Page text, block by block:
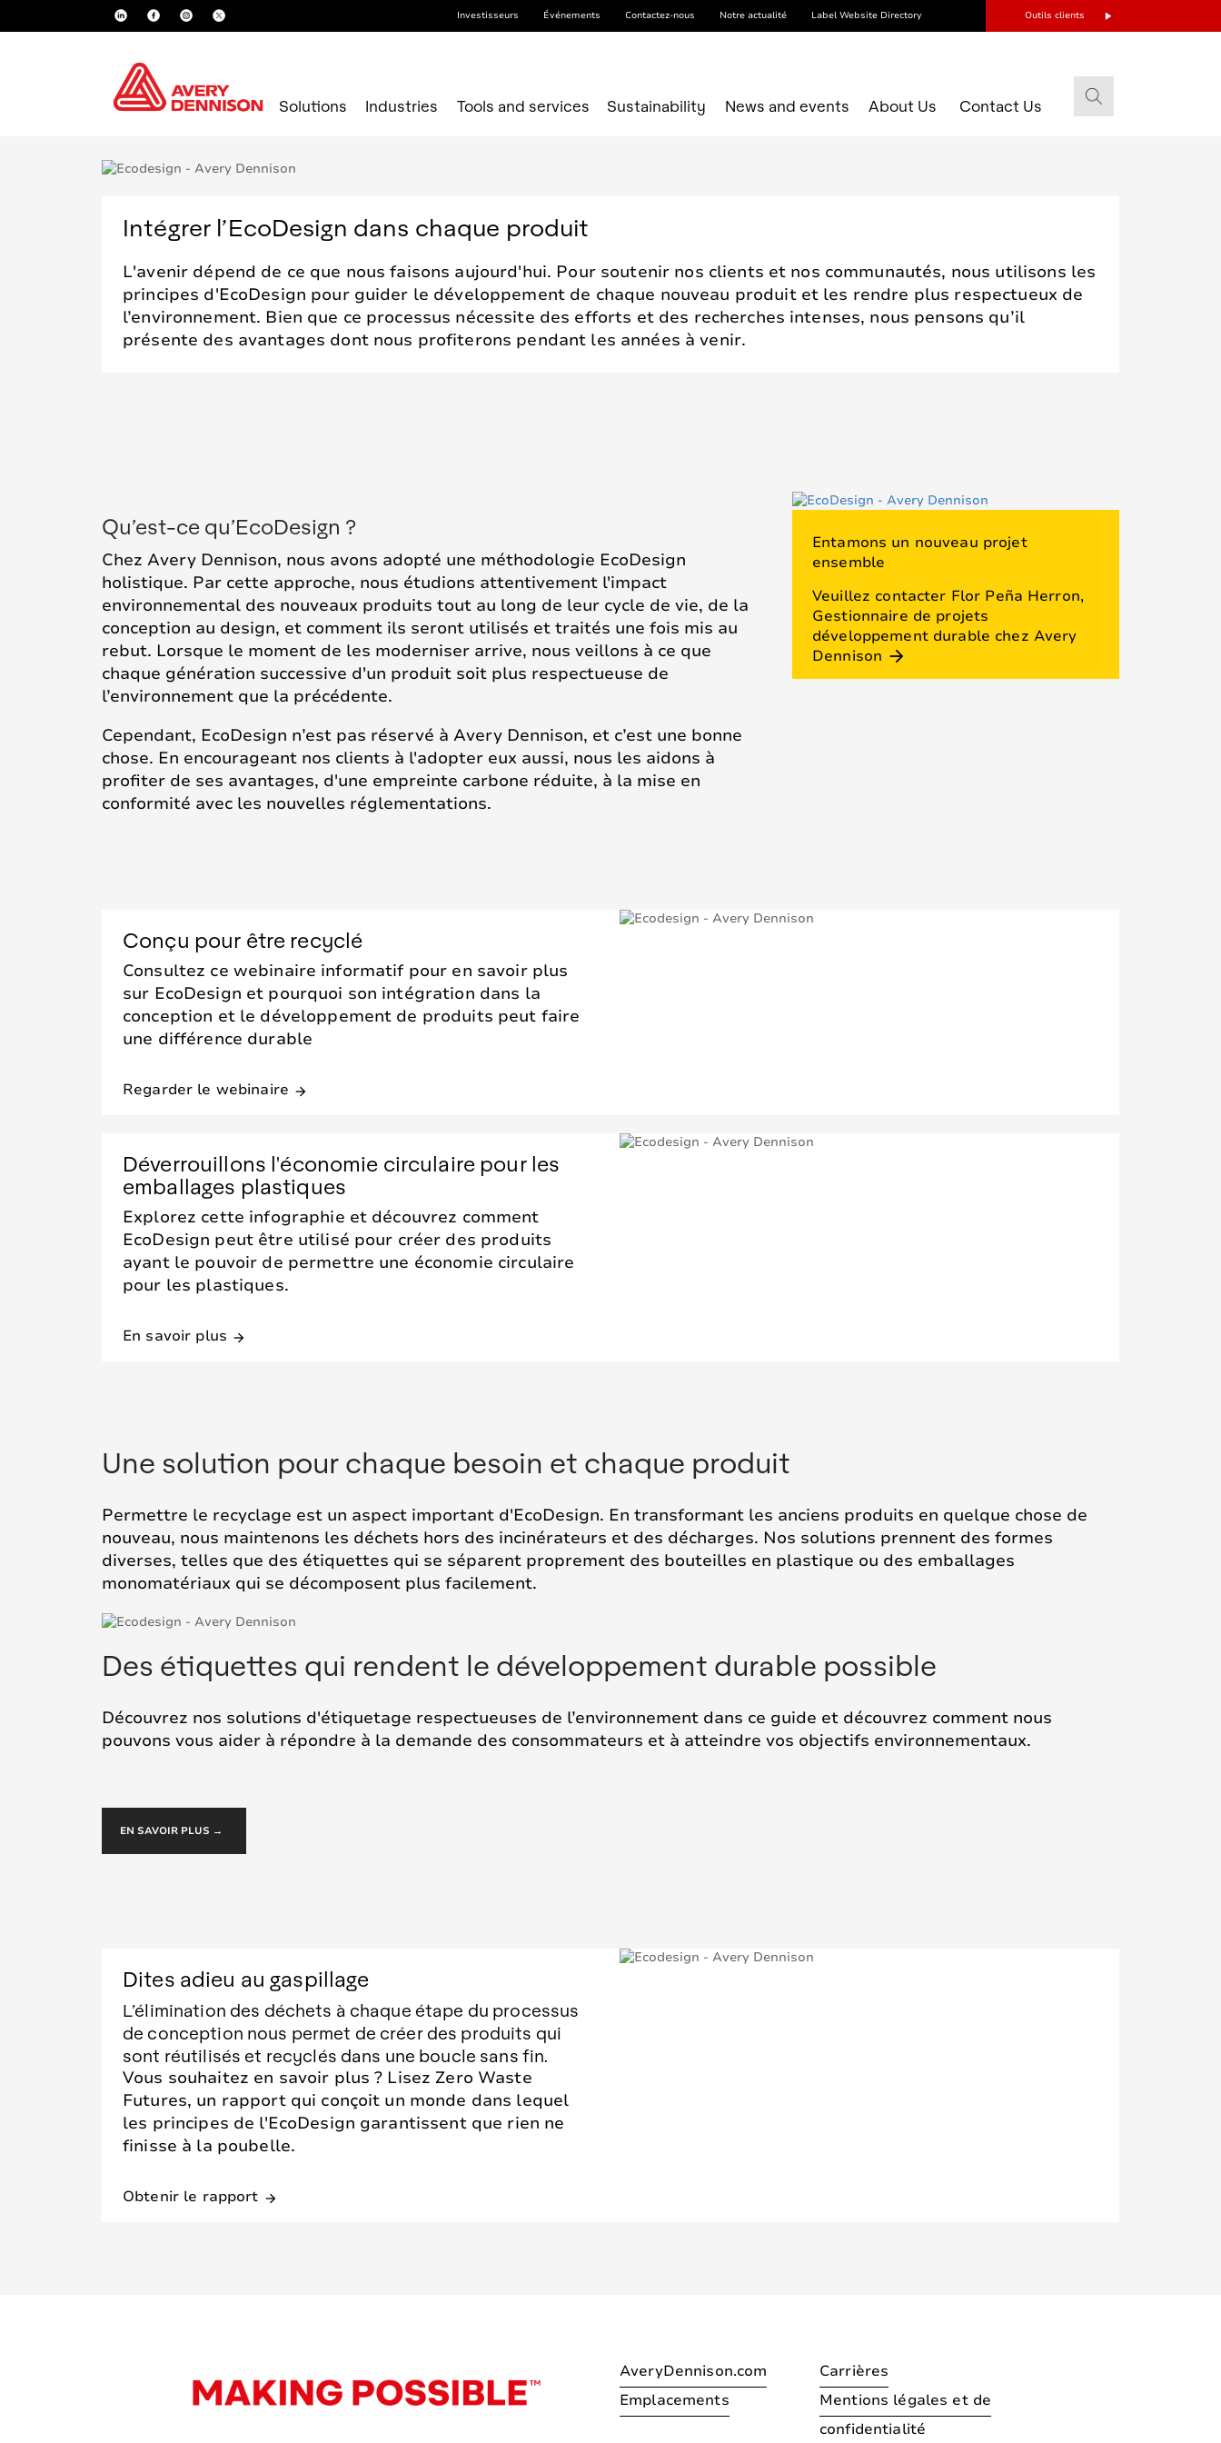
Investisseurs Événements Contactez-nous Notre actualité Label Website Directory Outils clients
Solutions Industries Tools and services Sustainability News and events About Us Contact Us
Intégrer l’EcoDesign dans chaque produit
L'avenir dépend de ce que nous faisons aujourd'hui. Pour soutenir nos clients et nos communautés, nous utilisons les
principes d'EcoDesign pour guider le développement de chaque nouveau produit et les rendre plus respectueux de
l’environnement. Bien que ce processus nécessite des efforts et des recherches intenses, nous pensons qu’il
présente des avantages dont nous profiterons pendant les années à venir.
Qu’est-ce qu’EcoDesign ?
Chez Avery Dennison, nous avons adopté une méthodologie EcoDesign
holistique. Par cette approche, nous étudions attentivement l'impact
environnemental des nouveaux produits tout au long de leur cycle de vie, de la
conception au design, et comment ils seront utilisés et traités une fois mis au
rebut. Lorsque le moment de les moderniser arrive, nous veillons à ce que
chaque génération successive d'un produit soit plus respectueuse de
l’environnement que la précédente.
Cependant, EcoDesign n’est pas réservé à Avery Dennison, et c’est une bonne
chose. En encourageant nos clients à l'adopter eux aussi, nous les aidons à
profiter de ses avantages, d'une empreinte carbone réduite, à la mise en
conformité avec les nouvelles réglementations.
Entamons un nouveau projet
ensemble
Veuillez contacter Flor Peña Herron,
Gestionnaire de projets
développement durable chez Avery
Dennison arrow_forward
Conçu pour être recyclé
Consultez ce webinaire informatif pour en savoir plus
sur EcoDesign et pourquoi son intégration dans la
conception et le développement de produits peut faire
une différence durable
Regarder le webinaire arrow_forward
Déverrouillons l'économie circulaire pour les
emballages plastiques
Explorez cette infographie et découvrez comment
EcoDesign peut être utilisé pour créer des produits
ayant le pouvoir de permettre une économie circulaire
pour les plastiques.
En savoir plus arrow_forward
Une solution pour chaque besoin et chaque produit
Permettre le recyclage est un aspect important d'EcoDesign. En transformant les anciens produits en quelque chose de
nouveau, nous maintenons les déchets hors des incinérateurs et des décharges. Nos solutions prennent des formes
diverses, telles que des étiquettes qui se séparent proprement des bouteilles en plastique ou des emballages
monomatériaux qui se décomposent plus facilement.
Des étiquettes qui rendent le développement durable possible
Découvrez nos solutions d'étiquetage respectueuses de l’environnement dans ce guide et découvrez comment nous
pouvons vous aider à répondre à la demande des consommateurs et à atteindre vos objectifs environnementaux.
EN SAVOIR PLUS →
Dites adieu au gaspillage
L’élimination des déchets à chaque étape du processus
de conception nous permet de créer des produits qui
sont réutilisés et recyclés dans une boucle sans fin.
Vous souhaitez en savoir plus ? Lisez Zero Waste
Futures, un rapport qui conçoit un monde dans lequel
les principes de l'EcoDesign garantissent que rien ne
finisse à la poubelle.
Obtenir le rapport arrow_forward
AveryDennison.com
Carrières
Emplacements
Mentions légales et de
confidentialité